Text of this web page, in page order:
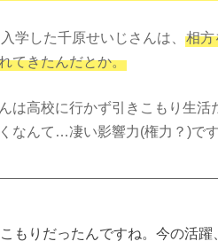
学した千原せいじさんは、相方
てきたんだとか。
は高校に行かず引きこもり生
なんて…凄い影響力(権力？)です
もりだったんですね。今の活